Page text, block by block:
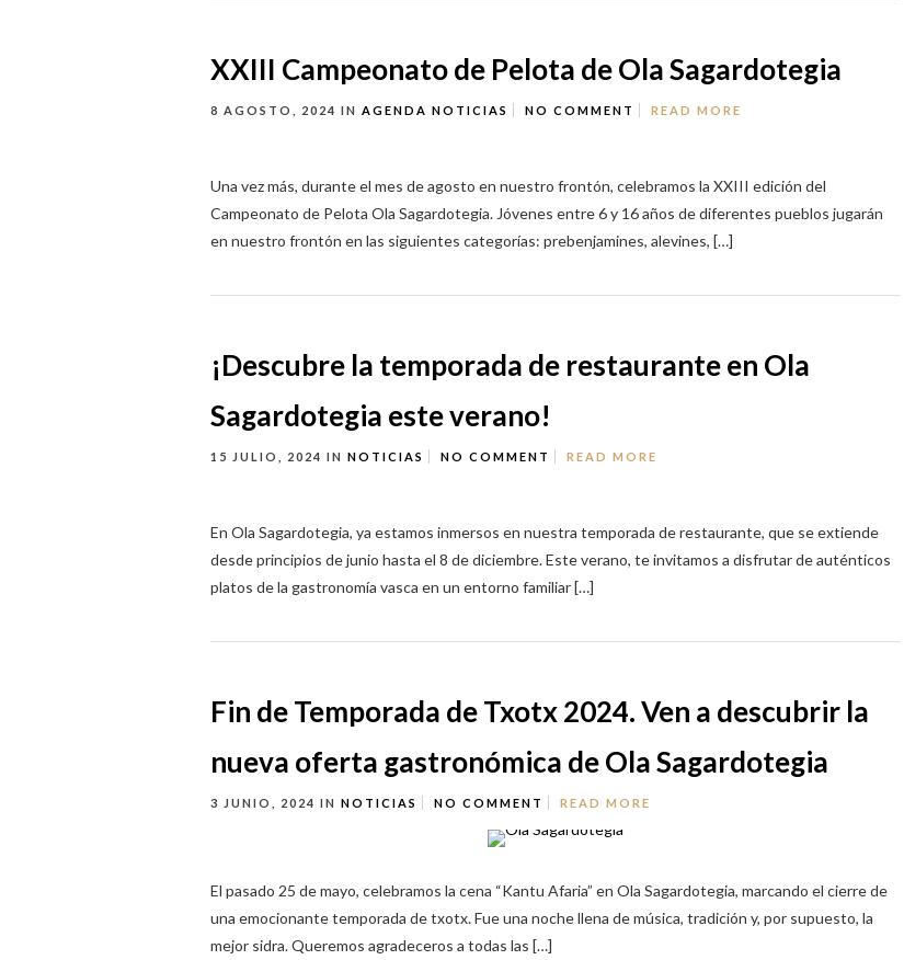
XXIII Campeonato de Pelota de Ola Sagardotegia
8 AGOSTO, 2024 IN AGENDA NOTICIAS NO COMMENT READ MORE
Una vez más, durante el mes de agosto en nuestro frontón, celebramos la XXIII edición del
Campeonato de Pelota Ola Sagardotegia. Jóvenes entre 6 y 16 años de diferentes pueblos jugarán
en nuestro frontón en las siguientes categorías: prebenjamines, alevines, […]
¡Descubre la temporada de restaurante en Ola
Sagardotegia este verano!
15 JULIO, 2024 IN NOTICIAS NO COMMENT READ MORE
En Ola Sagardotegia, ya estamos inmersos en nuestra temporada de restaurante, que se extiende
desde principios de junio hasta el 8 de diciembre. Este verano, te invitamos a disfrutar de auténticos
platos de la gastronomía vasca en un entorno familiar […]
Fin de Temporada de Txotx 2024. Ven a descubrir la
nueva oferta gastronómica de Ola Sagardotegia
3 JUNIO, 2024 IN NOTICIAS NO COMMENT READ MORE
El pasado 25 de mayo, celebramos la cena “Kantu Afaria” en Ola Sagardotegia, marcando el cierre de
una emocionante temporada de txotx. Fue una noche llena de música, tradición y, por supuesto, la
mejor sidra. Queremos agradeceros a todas las […]